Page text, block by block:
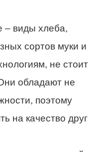
– виды хлеба,
сортов муки и
не стоит
обладают не
поэтому
на качество друг